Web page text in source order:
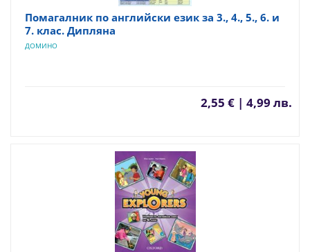
Помагалник по английски език за 3., 4., 5., 6. и
7. клас. Дипляна
ДОМИНО
2,55 € | 4,99 лв.